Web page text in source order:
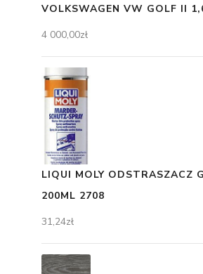
VOLKSWAGEN VW GOLF II
4 000,00zł
LIQUI MOLY ODSTRASZACZ
200ML 2708
31,24zł